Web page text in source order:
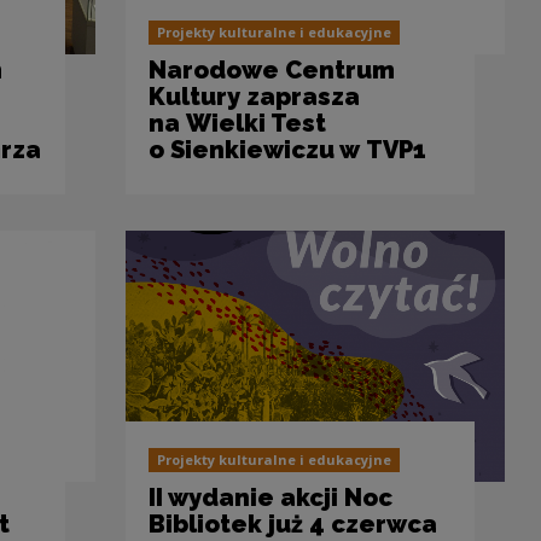
Projekty kulturalne i edukacyjne
Narodowe Centrum
Kultury zaprasza
na Wielki Test
o Sienkiewiczu w TVP1
Projekty kulturalne i edukacyjne
II wydanie akcji Noc
Bibliotek już 4 czerwca